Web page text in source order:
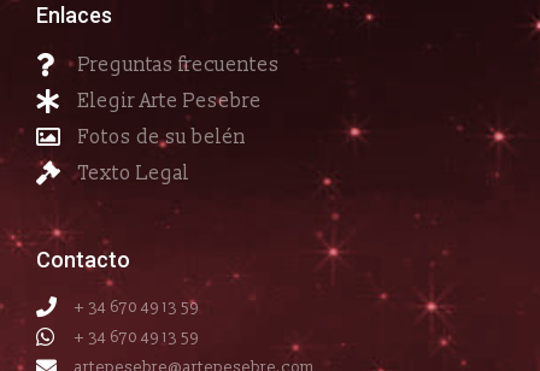
Enlaces
Preguntas frecuentes
Elegir Arte Pesebre
Fotos de su belén
Texto Legal
Contacto
+ 34 670 49 13 59
+ 34 670 49 13 59
artepesebre@artepesebre.com